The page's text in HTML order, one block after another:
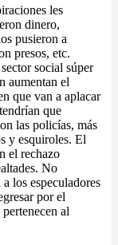
les
dinero,
pusieron a
presos, etc.
social súper
aumentan el
que van a aplacar
que
las policías, más
y esquiroles. El
el rechazo
No
los especuladores
por el
al